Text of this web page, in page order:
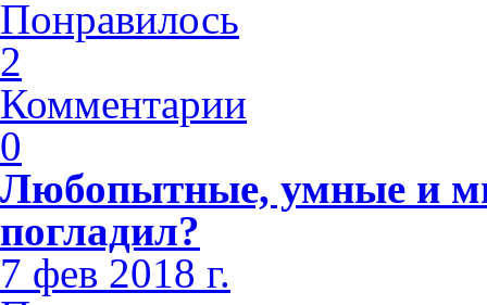
Понравилось
2
Комментарии
0
Любопытные, умные и
погладил?
7 фев 2018 г.